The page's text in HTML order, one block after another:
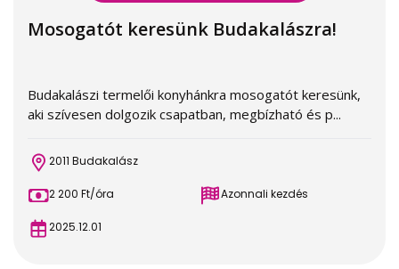
Mosogatót keresünk Budakalászra!
Budakalászi termelői konyhánkra mosogatót keresünk,
aki szívesen dolgozik csapatban, megbízható és p...
2011 Budakalász
2 200 Ft/óra Azonnali kezdés
2025.12.01